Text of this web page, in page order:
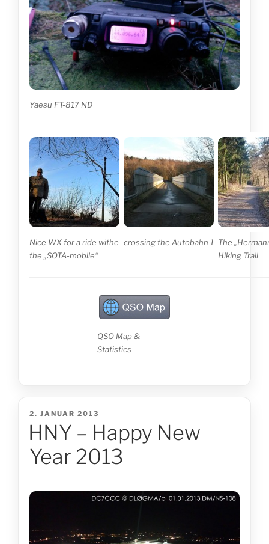
Yaesu FT-817 ND
Nice WX for a ride withe
the „SOTA-mobile“
crossing the Autobahn 1 The
Hiking Trail
QSO Map &
Statistics
VERÖFFENTLICHT
AM
2. JANUAR 2013
HNY – Happy New
Year 2013